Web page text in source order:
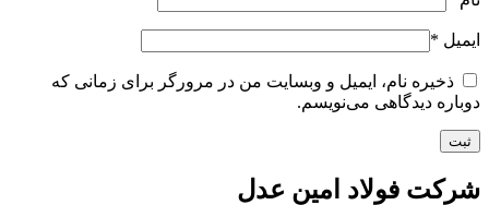
ایمیل *
ذخیره نام، ایمیل و وبسایت من در مرورگر برای زمانی که
دوباره دیدگاهی می‌نویسم.
شرکت فولاد امین عدل